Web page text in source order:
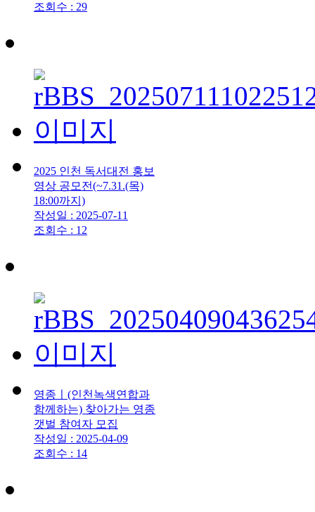
조회수 : 29
2025 인천 독서대전 홍보
영상 공모전(~7.31.(목)
18:00까지)
작성일 : 2025-07-11
조회수 : 12
영종ㅣ(인천녹색연합과
함께하는) 찾아가는 영종
갯벌 참여자 모집
작성일 : 2025-04-09
조회수 : 14